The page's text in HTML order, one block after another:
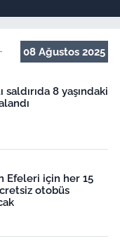
08 Ağustos 2025
saldırıda 8 yaşındaki
Efeleri için her 15
otobüs